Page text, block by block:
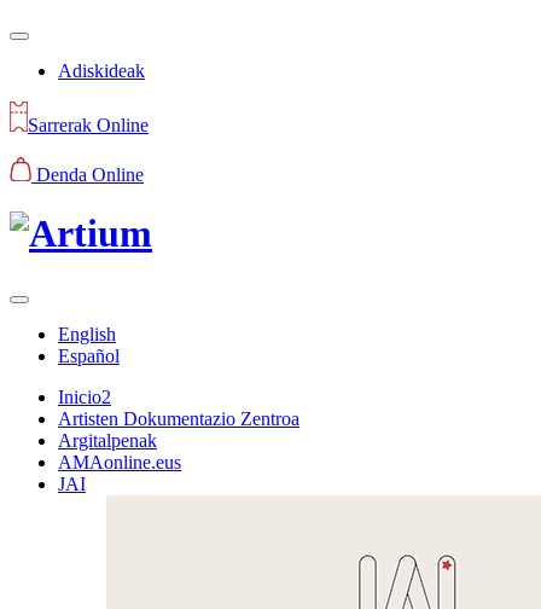
Adiskideak
Sarrerak Online
Denda Online
English
Español
Inicio2
Artisten Dokumentazio Zentroa
Argitalpenak
AMAonline.eus
JAI